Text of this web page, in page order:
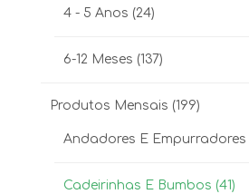
4 - 5 Anos (24)
6-12 Meses (137)
Produtos Mensais (199)
Andadores E Empurradores
Cadeirinhas E Bumbos (41)